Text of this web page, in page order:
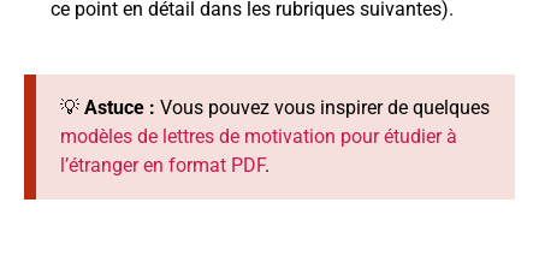
ce point en détail dans les rubriques suivantes).
💡 Astuce : Vous pouvez vous inspirer de quelques
modèles de lettres de motivation pour étudier à
l’étranger en format PDF.